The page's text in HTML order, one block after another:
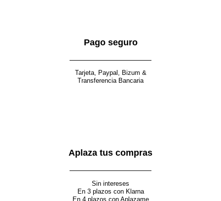
Pago seguro
Tarjeta, Paypal, Bizum &
Transferencia Bancaria
Aplaza tus compras
Sin intereses
En 3 plazos con Klarna
En 4 plazos con Aplazame